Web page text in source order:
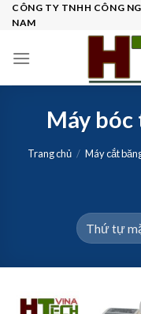
SkipCÔNG TY TNHH CÔNG
NAM
Máy bóc
Trang chủ / Máy cắt